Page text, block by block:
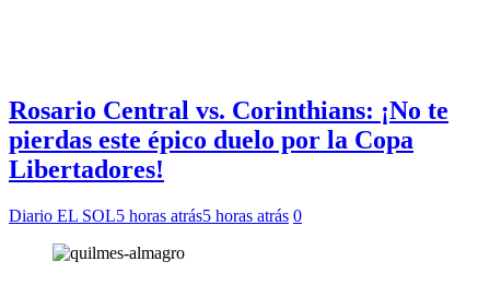
Rosario Central vs. Corinthians: ¡No te
pierdas este épico duelo por la Copa
Libertadores!
Diario EL SOL5 horas atrás5 horas atrás 0